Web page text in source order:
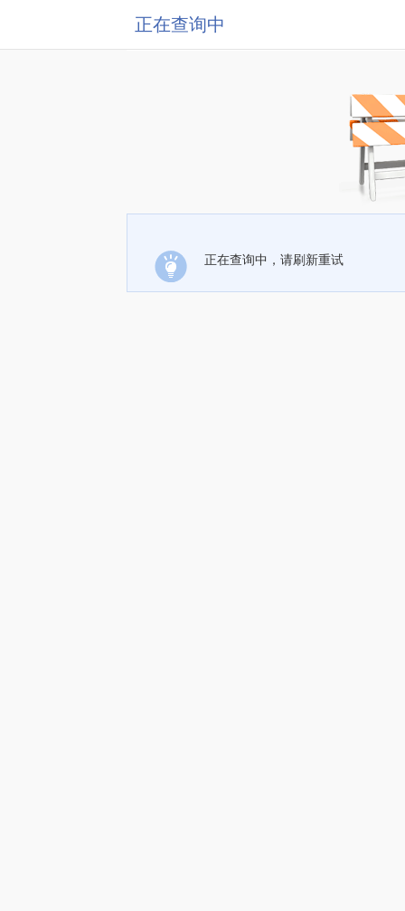
正在查询中
正在查询中，请刷新重试